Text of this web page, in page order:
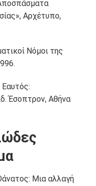
Αρχέτυπο,
Νόμοι της
Εαυτός:
Έσοπτρον, Αθήνα
Μια αλλαγή